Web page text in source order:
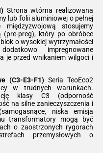
Strona wtórna realizowana
lub folii aluminiowej o pełnej
stosujemy
(pre-preg), który po obróbce
o wysokiej wytrzymałości
impregnowane
je przed wnikaniem wilgoci i
(C3-E3-F1) Seria TeoEco2
w trudnych warunkach.
klasy C3 (odporność
na silne zanieczyszczenia i
niska emisja
transformatory mogą być
o zaostrzonych rygorach
przemysłowych o